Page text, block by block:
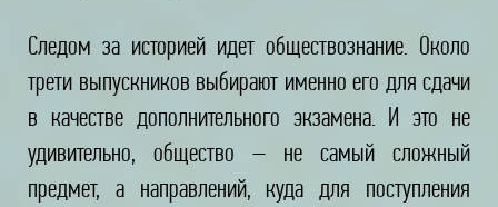
Следом за историей идет обществознание. Около
трети выпускников выбирают именно его для сдачи
в качестве дополнительного экзамена. И это не
удивительно, общество – не самый сложный
предмет, а направлений, куда для поступления